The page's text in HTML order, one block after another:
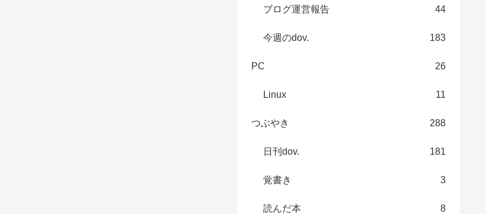
ブログ運営報告 44
今週のdov. 183
PC 26
Linux 11
つぶやき 288
日刊dov. 181
覚書き 3
読んだ本 8